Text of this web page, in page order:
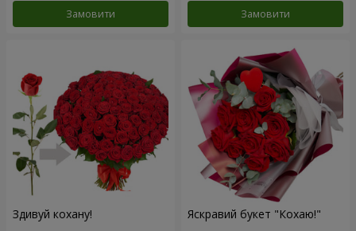
Замовити Замовити
Здивуй кохану! Яскравий букет "Кохаю!"